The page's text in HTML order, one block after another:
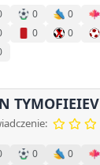
0 0
0 0
TYMOFIEIEV
0 0